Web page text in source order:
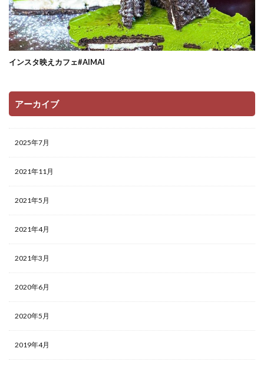
インスタ映えカフェ#AIMAI
アーカイブ
2025年7月
2021年11月
2021年5月
2021年4月
2021年3月
2020年6月
2020年5月
2019年4月